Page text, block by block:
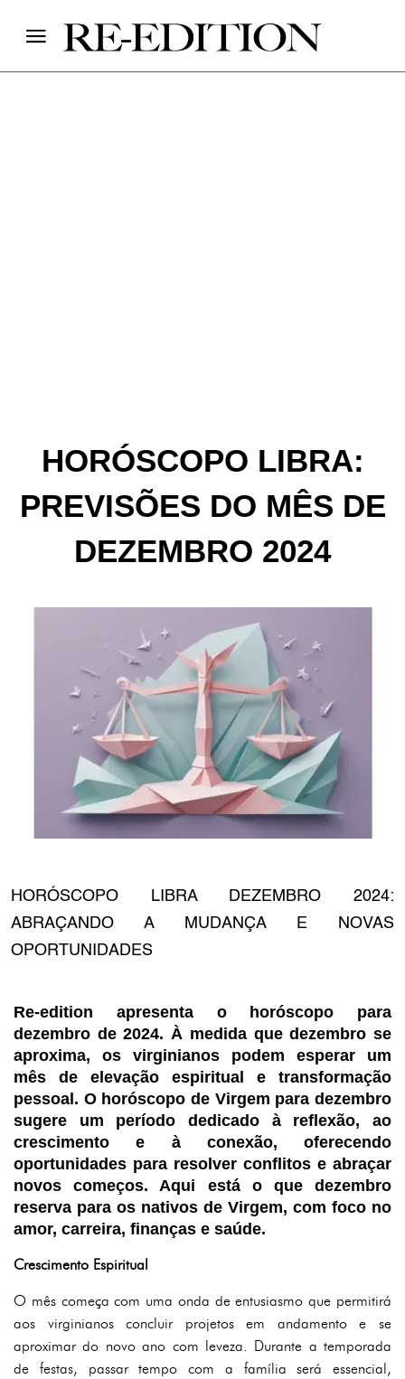
HORÓSCOPO LIBRA:
PREVISÕES DO MÊS DE
DEZEMBRO 2024
HORÓSCOPO LIBRA DEZEMBRO 2024:
ABRAÇANDO A MUDANÇA E NOVAS
OPORTUNIDADES
Re-edition apresenta o horóscopo para
dezembro de 2024. À medida que dezembro se
aproxima, os virginianos podem esperar um
mês de elevação espiritual e transformação
pessoal. O horóscopo de Virgem para dezembro
sugere um período dedicado à reflexão, ao
crescimento e à conexão, oferecendo
oportunidades para resolver conflitos e abraçar
novos começos. Aqui está o que dezembro
reserva para os nativos de Virgem, com foco no
amor, carreira, finanças e saúde.
Crescimento Espiritual
O mês começa com uma onda de entusiasmo que permitirá
aos virginianos concluir projetos em andamento e se
aproximar do novo ano com leveza. Durante a temporada
de festas, passar tempo com a família será essencial,